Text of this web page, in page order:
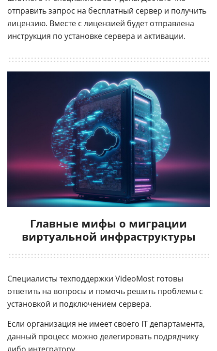
отправить запрос на бесплатный сервер и получить
лицензию. Вместе с лицензией будет отправлена
инструкция по установке сервера и активации.
Главные мифы о миграции
виртуальной инфраструктуры
Специалисты техподдержки VideoMost готовы
ответить на вопросы и помочь решить проблемы с
установкой и подключением сервера.
Если организация не имеет своего IT департамента,
данный процесс можно делегировать подрядчику